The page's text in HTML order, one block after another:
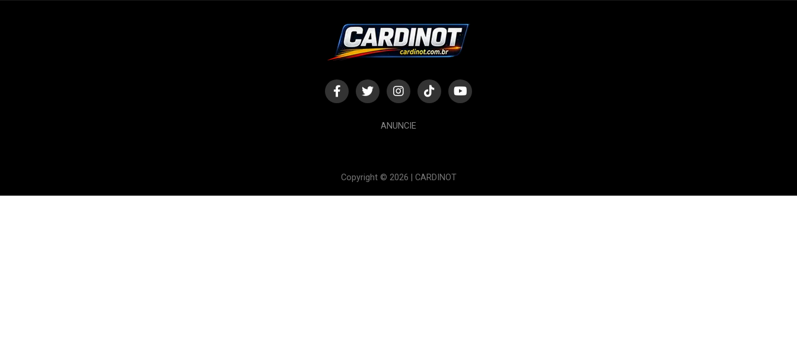
ANUNCIE
Copyright © 2026 | CARDINOT